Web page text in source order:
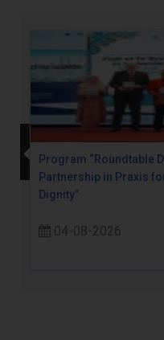
Program “Roundtable
Partnership in Praxis
Dignity”
04-08-2026